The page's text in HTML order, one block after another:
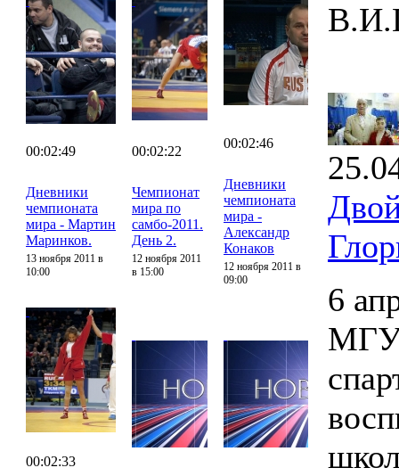
00:02:49
Дневники
чемпионата
мира - Мартин
Маринков.
13 ноября 2011 в
10:00
00:02:22
Чемпионат
мира по
самбо-2011.
День 2.
12 ноября 2011
в 15:00
00:02:46
Дневники
чемпионата
мира -
Александр
Конаков
12 ноября 2011 в
09:00
00:02:33
6